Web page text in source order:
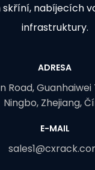
nabíjecích
infrastruktury.
ADRESA
Road,
Ningbo, Zhejiang,
E-MAIL